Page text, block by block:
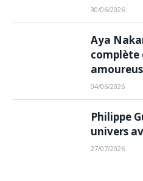
30/06/2026
Aya
complète
04/06/2026
Philippe
univers
27/07/2026